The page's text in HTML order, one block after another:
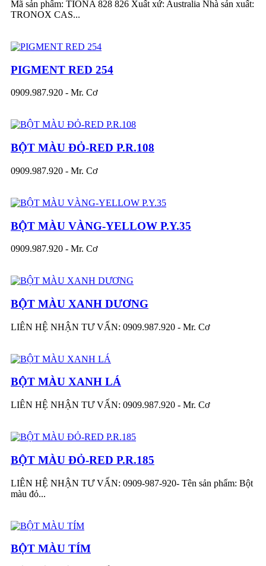
Mã sản phẩm: TIONA 828 826 Xuất xứ: Australia Nhà sản xuất:
TRONOX CAS...
PIGMENT RED 254
0909.987.920 - Mr. Cơ
BỘT MÀU ĐỎ-RED P.R.108
0909.987.920 - Mr. Cơ
BỘT MÀU VÀNG-YELLOW P.Y.35
0909.987.920 - Mr. Cơ
BỘT MÀU XANH DƯƠNG
LIÊN HỆ NHẬN TƯ VẤN: 0909.987.920 - Mr. Cơ
BỘT MÀU XANH LÁ
LIÊN HỆ NHẬN TƯ VẤN: 0909.987.920 - Mr. Cơ
BỘT MÀU ĐỎ-RED P.R.185
LIÊN HỆ NHẬN TƯ VẤN: 0909-987-920- Tên sản phẩm: Bột
màu đỏ...
BỘT MÀU TÍM